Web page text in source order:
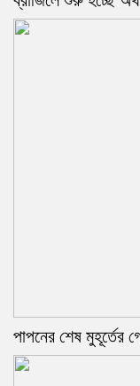
পাপনের শেষ মুহূর্তের